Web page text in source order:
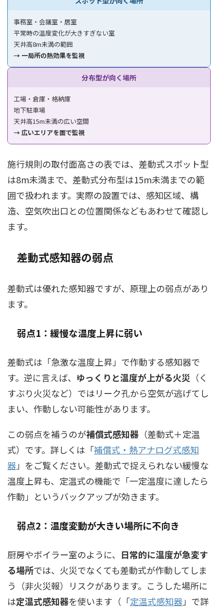
事務室・会議室・居室
平常時の温度変化が大きすぎない室
天井高8m未満の範囲
→ 一局所の熱効果を監視
分布型が向く場所
工場・倉庫・格納庫
地下駐車場
天井高15m未満の広い空間
→ 広いエリアを面で監視
施行規則の取付面高さの表では、差動式スポット型
は8m未満まで、差動式分布型は15m未満までの範
囲で扱われます。実際の設置では、感知区域、構
造、空気吹出口との位置関係などもあわせて確認し
ます。
差動式感知器の弱点
差動式は優れた感知器ですが、原理上の弱点があり
ます。
弱点1：緩慢な温度上昇に弱い
差動式は「急激な温度上昇」で作動する感知器で
す。逆に言えば、 ゆっくりと温度が上がる火災 （く
すぶり火災など）ではリーク孔から空気が逃げてし
まい、作動しない可能性があります。
この弱点を補うのが補償式感知器 （差動式＋定温
式）です。詳しくは「補償式・熱アナログ式感知
器」をご覧ください。差動式で捉えられない緩慢な
温度上昇も、定温式の機能で「一定温度に達したら
作動」というバックアップが効きます。
弱点2：温度変動が大きい場所に不向き
厨房やボイラー室のように、 日常的に温度が急変す
る場所では、火災でなくても差動式が作動してしま
う（非火災報）リスクがあります。こうした場所に
は定温式感知器を使います（「定温式感知器」で詳